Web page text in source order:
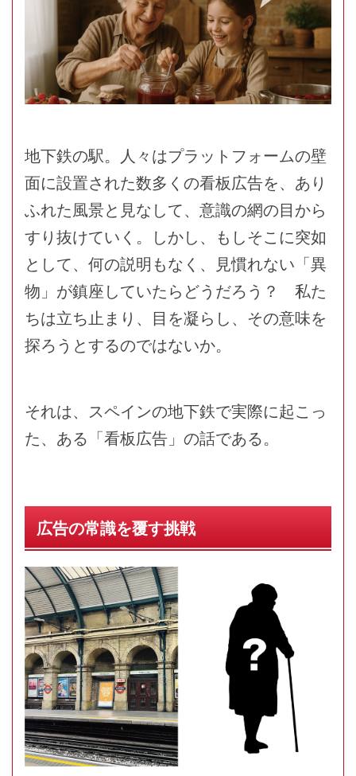
地下鉄の駅。人々はプラットフォームの壁
面に設置された数多くの看板広告を、あり
ふれた風景と見なして、意識の網の目から
すり抜けていく。しかし、もしそこに突如
として、何の説明もなく、見慣れない「異
物」が鎮座していたらどうだろう？ 私た
ちは立ち止まり、目を凝らし、その意味を
探ろうとするのではないか。
それは、スペインの地下鉄で実際に起こっ
た、ある「看板広告」の話である。
広告の常識を覆す挑戦